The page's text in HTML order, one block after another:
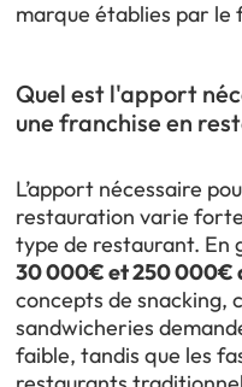
marque établies par le
Quel est l'apport
une franchise en
L’apport nécessaire
restauration varie
type de restaurant. En
30 000€ et 250 000€
concepts de snacking,
sandwicheries
faible, tandis que les